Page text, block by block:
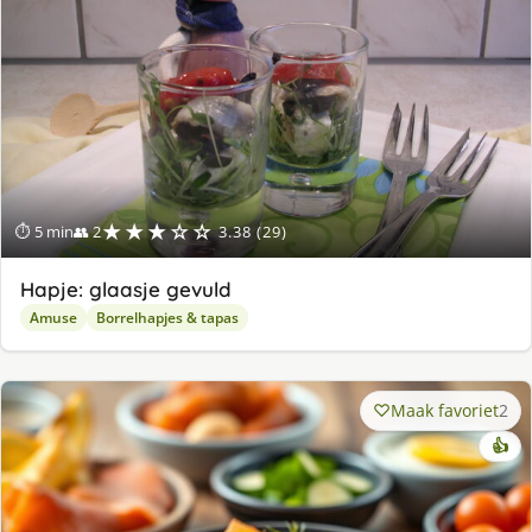
⏱ 5 min👥 2★★★☆☆ 3.38 (29)
Hapje: glaasje gevuld
Amuse Borrelhapjes & tapas
Maak favoriet2
👍